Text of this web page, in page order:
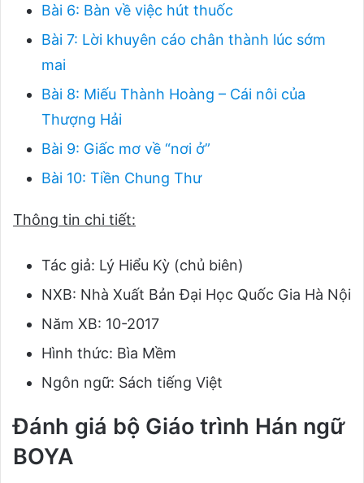
Bài 6: Bàn về việc hút thuốc
Bài 7: Lời khuyên cáo chân thành lúc sớm
mai
Bài 8: Miếu Thành Hoàng – Cái nôi của
Thượng Hải
Bài 9: Giấc mơ về “nơi ở”
Bài 10: Tiền Chung Thư
Thông tin chi tiết:
Tác giả: Lý Hiểu Kỳ (chủ biên)
NXB: Nhà Xuất Bản Đại Học Quốc Gia Hà Nội
Năm XB: 10-2017
Hình thức: Bìa Mềm
Ngôn ngữ: Sách tiếng Việt
Đánh giá bộ Giáo trình Hán ngữ
BOYA